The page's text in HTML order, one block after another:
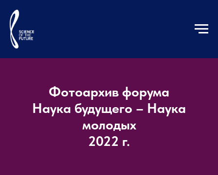
Фотоархив форума
Наука будущего – Наука
молодых
2022 г.